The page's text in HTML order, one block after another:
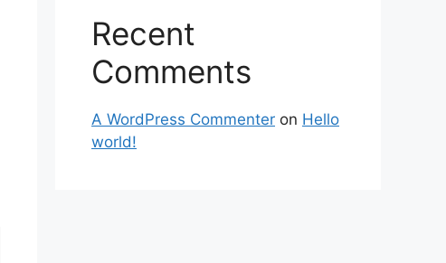
Recent
Comments
A WordPress Commenter on Hello
world!